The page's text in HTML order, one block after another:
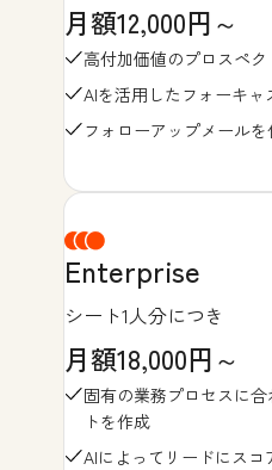
月額12,000円～
高付加価値のプロスペ
AIを活用したフォーキャ
フォローアップメール
Enterprise
シート1人分につき
月額18,000円～
固有の業務プロセスに
トを作成
AIによってリードにスコ